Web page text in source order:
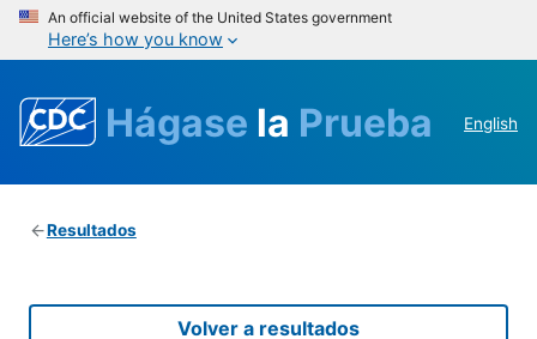
An official website of the United States government
Here’s how you know
Hágase la Prueba English
Resultados
Volver a resultados